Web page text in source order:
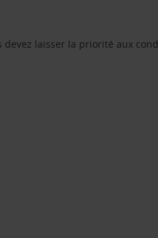
laisser la priorité aux